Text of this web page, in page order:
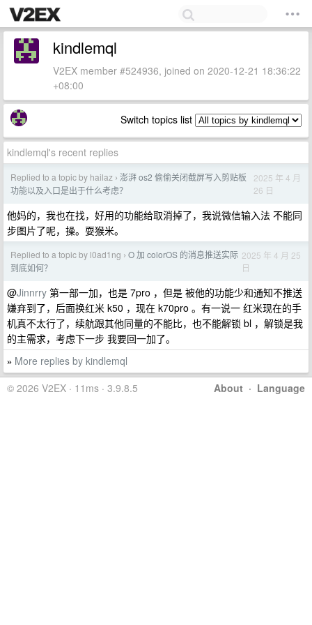
kindlemql
V2EX member #524936, joined on 2020-12-21 18:36:22
+08:00
Switch topics list
kindlemql's recent replies
Replied to a topic by hailaz › 澎湃 os2 偷偷关闭截屏写入剪贴板
功能以及入口是出于什么考虑？
2025 年 4 月
26 日
他妈的，我也在找，好用的功能给取消掉了，我说微信输入法 不能同
步图片了呢，操。耍猴米。
Replied to a topic by l0ad1ng › O 加 colorOS 的消息推送实际
到底如何？
2025 年 4 月 25
日
@Jinnrry 第一部一加，也是 7pro ，但是 被他的功能少和通知不推送
嫌弃到了，后面换红米 k50 ，现在 k70pro 。有一说一 红米现在的手
机真不太行了，续航跟其他同量的不能比，也不能解锁 bl ，解锁是我
的主需求，考虑下一步 我要回一加了。
» More replies by kindlemql
About · Language
© 2026 V2EX · 11ms · 3.9.8.5